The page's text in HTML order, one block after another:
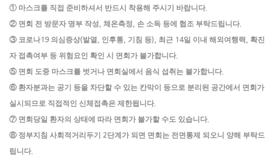
① 마스크를 직접 준비하셔서 반드시 착용해 주시기 바랍니다
② 면회 전 방문자 명부 작성 체온측정 손 소독 등에 협조 부탁드립니다
③ 코로나19 의심증상(발열 인후통 기침 등), 최근 14일 이내 해외여행력
확진
자 접촉여부 등 위험요인 확인 시 면회가 불가합니다
⑤ 면회 도중 마스크를 벗거나 면회실에서 음식 섭취는 불가합니다
⑥ 환자분과는 공기 등을 차단할 수 있는 칸막이 등으로 분리된 공간에서 면회가
실시되므로 직접적인 신체접촉은 제한됩니다
⑦ 면회당일 환자의 상태에 따라 면회가 불가할 수도 있습니다
⑧ 정부지침 사회적거리두기 2단계가 되면 면회는 전면통제 되오니 양해 부탁드
립니다